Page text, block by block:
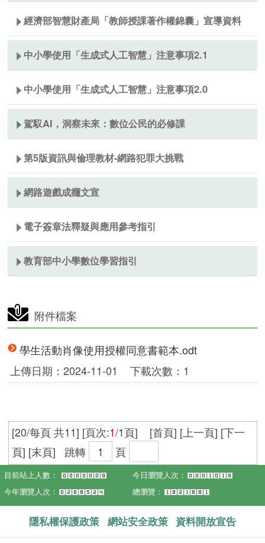
經濟部智慧財產局「教師授課著作權錦囊」宣導資料
中小學使用「生成式人工智慧」注意事項2.1
中小學使用「生成式人工智慧」注意事項2.0
駕馭AI，洞察未來：數位公民的必修課
第5版資訊與倫理教材-網路犯罪大挑戰
網路遊戲成癮文宣
電子簽章法釋疑與應用參考指引
教育部中小學數位學習指引
附件檔案
學生活動肖像使用授權同意書範本.odt
上傳日期：2024-11-01
下載次數：1
[20/每頁 共11] [頁次:1/1頁] [首頁] [上一頁] [下一
頁] [末頁] 跳轉 頁
目前站上人數：
今日瀏覽人次：
今年瀏覽人次：
總瀏覽：
隱私權保護政策 網站安全政策 資料開放宣告